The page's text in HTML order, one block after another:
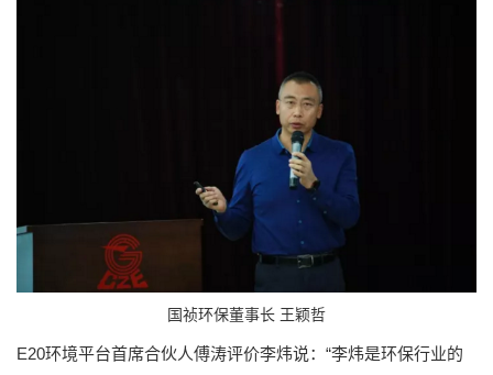
国祯环保董事长 王颖哲
E20环境平台首席合伙人傅涛评价李炜说：“李炜是环保行业的